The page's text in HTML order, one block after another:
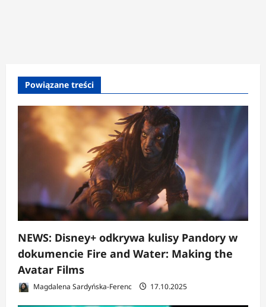
Powiązane treści
NEWS: Disney+ odkrywa kulisy Pandory w
dokumencie Fire and Water: Making the
Avatar Films
Magdalena Sardyńska-Ferenc 17.10.2025